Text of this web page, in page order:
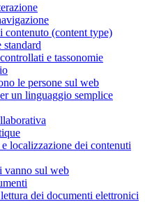
contenuto (content type)
e tassonomie
le persone sul web
un linguaggio semplice
localizzazione dei contenuti
vanno sul web
dei documenti elettronici